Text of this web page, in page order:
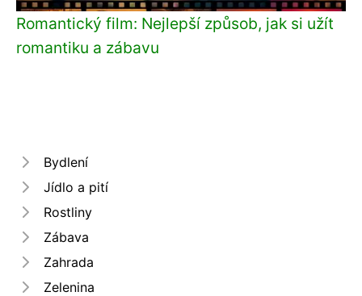
Romantický film: Nejlepší způsob, jak si užít
romantiku a zábavu
Bydlení
Jídlo a pití
Rostliny
Zábava
Zahrada
Zelenina